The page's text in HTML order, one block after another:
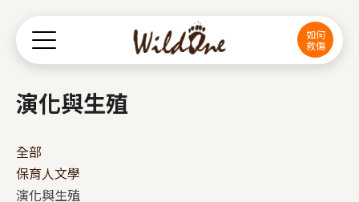
演化與生殖
全部
保育人文學
演化與生殖
如何
救傷